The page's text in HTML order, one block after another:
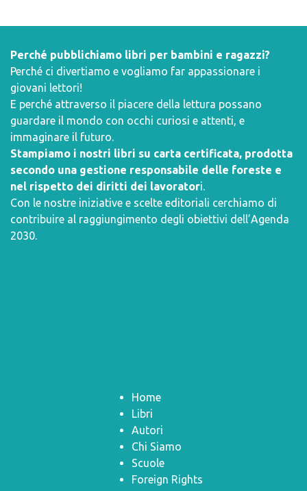
Perché pubblichiamo libri per bambini e ragazzi?
Perché ci divertiamo e vogliamo far appassionare i
giovani lettori!
E perché attraverso il piacere della lettura possano
guardare il mondo con occhi curiosi e attenti, e
immaginare il futuro.
Stampiamo i nostri libri su carta certificata, prodotta
secondo una gestione responsabile delle foreste e
nel rispetto dei diritti dei lavoratori.
Con le nostre iniziative e scelte editoriali cerchiamo di
contribuire al raggiungimento degli obiettivi dell’Agenda
2030.
Home
Libri
Autori
Chi Siamo
Scuole
Foreign Rights